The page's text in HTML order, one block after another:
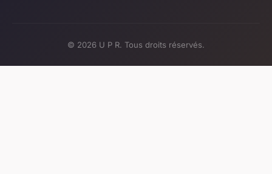
© 2026 U P R. Tous droits réservés.